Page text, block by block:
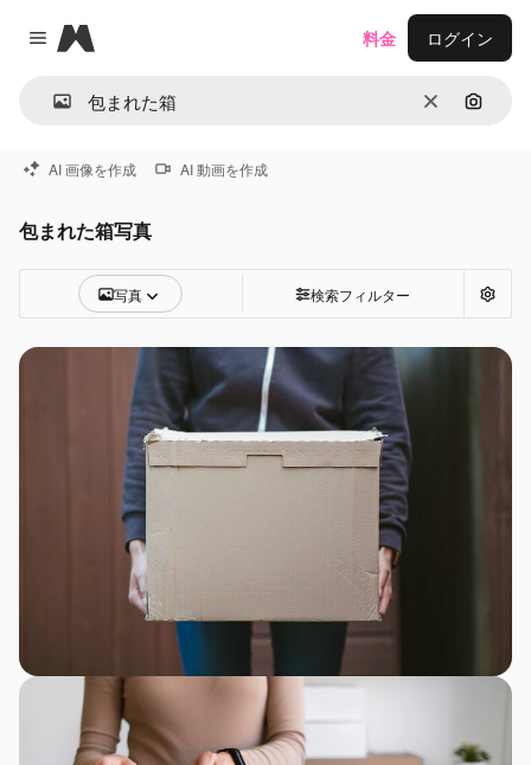
Close menu
Magnific
消去 画像で
料金 ログイン
AI 画像を作成 AI 動画を作成
包まれた箱写真
写真 検索フィルター